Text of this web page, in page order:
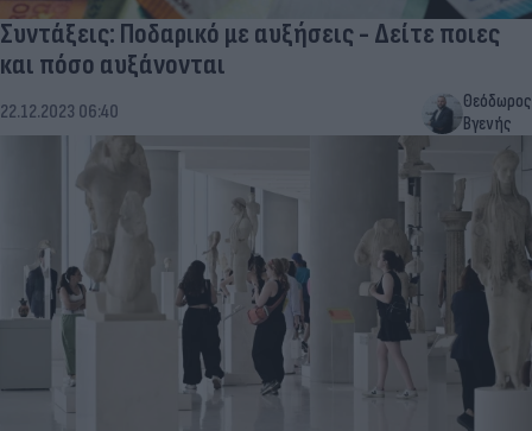
Συντάξεις: Ποδαρικό με αυξήσεις - Δείτε ποιες
και πόσο αυξάνονται
22.12.2023 06:40
Θεόδωρος
Βγενής